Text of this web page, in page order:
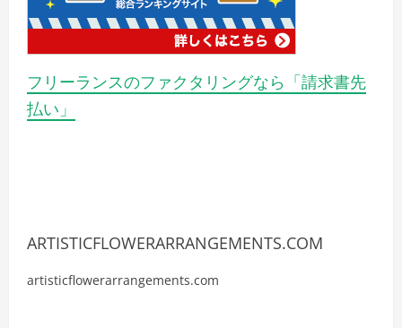
フリーランスのファクタリングなら「請求書先
払い」
ARTISTICFLOWERARRANGEMENTS.COM
artisticflowerarrangements.com